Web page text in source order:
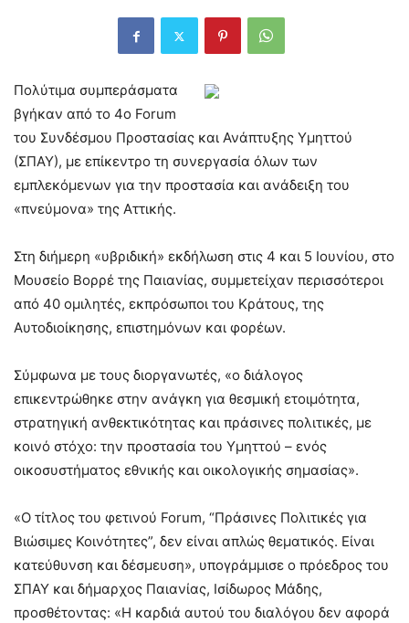
Πολύτιμα συμπεράσματα
βγήκαν από το 4ο Forum
του Συνδέσμου Προστασίας και Ανάπτυξης Υμηττού
(ΣΠΑΥ), με επίκεντρο τη συνεργασία όλων των
εμπλεκόμενων για την προστασία και ανάδειξη του
«πνεύμονα» της Αττικής.
Στη διήμερη «υβριδική» εκδήλωση στις 4 και 5 Ιουνίου, στο
Μουσείο Βορρέ της Παιανίας, συμμετείχαν περισσότεροι
από 40 ομιλητές, εκπρόσωποι του Κράτους, της
Αυτοδιοίκησης, επιστημόνων και φορέων.
Σύμφωνα με τους διοργανωτές, «ο διάλογος
επικεντρώθηκε στην ανάγκη για θεσμική ετοιμότητα,
στρατηγική ανθεκτικότητας και πράσινες πολιτικές, με
κοινό στόχο: την προστασία του Υμηττού – ενός
οικοσυστήματος εθνικής και οικολογικής σημασίας».
«Ο τίτλος του φετινού Forum, “Πράσινες Πολιτικές για
Βιώσιμες Κοινότητες”, δεν είναι απλώς θεματικός. Είναι
κατεύθυνση και δέσμευση», υπογράμμισε ο πρόεδρος του
ΣΠΑΥ και δήμαρχος Παιανίας, Ισίδωρος Μάδης,
προσθέτοντας: «Η καρδιά αυτού του διαλόγου δεν αφορά